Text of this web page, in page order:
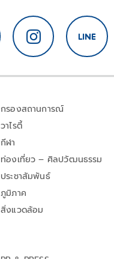
กรองสถานการณ์
วาไรตี้
กีฬา
ท่องเที่ยว – ศิลปวัฒนธรรม
ประชาสัมพันธ์
ภูมิภาค
สิ่งแวดล้อม